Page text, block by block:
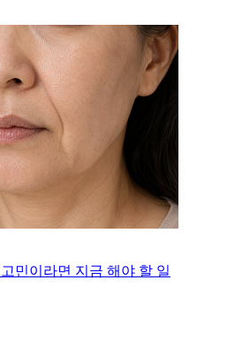
민이라면 지금 해야 할 일